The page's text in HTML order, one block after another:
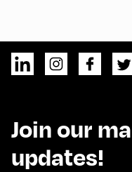
Join our
updates!